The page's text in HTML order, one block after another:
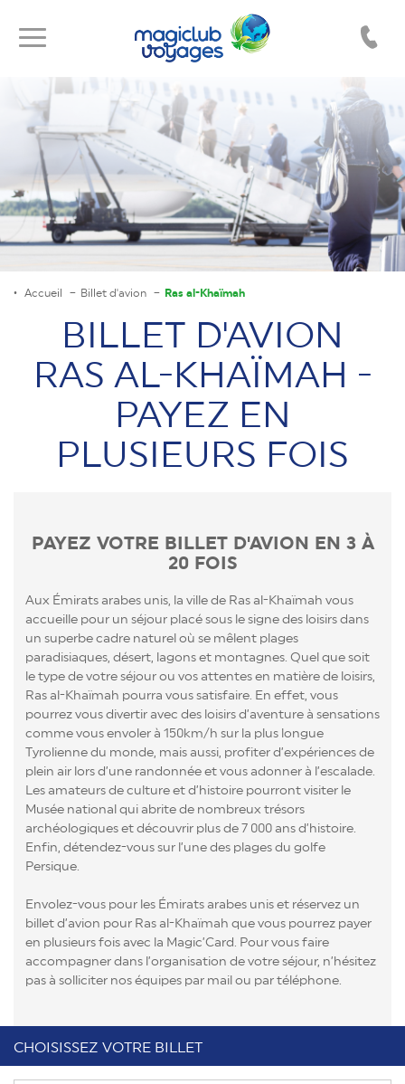
Toggle
Toggle
navigation
Accueil Billet d'avion Ras al-Khaïmah
BILLET D'AVION
RAS AL-KHAÏMAH -
PAYEZ EN
PLUSIEURS FOIS
PAYEZ VOTRE BILLET D'AVION EN 3 À
20 FOIS
Aux Émirats arabes unis, la ville de Ras al-Khaïmah vous
accueille pour un séjour placé sous le signe des loisirs dans
un superbe cadre naturel où se mêlent plages
paradisiaques, désert, lagons et montagnes. Quel que soit
le type de votre séjour ou vos attentes en matière de loisirs,
Ras al-Khaïmah pourra vous satisfaire. En effet, vous
pourrez vous divertir avec des loisirs d’aventure à sensations
comme vous envoler à 150km/h sur la plus longue
Tyrolienne du monde, mais aussi, profiter d’expériences de
plein air lors d’une randonnée et vous adonner à l’escalade.
Les amateurs de culture et d’histoire pourront visiter le
Musée national qui abrite de nombreux trésors
archéologiques et découvrir plus de 7 000 ans d’histoire.
Enfin, détendez-vous sur l’une des plages du golfe
Persique.
Envolez-vous pour les Émirats arabes unis et réservez un
billet d’avion pour Ras al-Khaïmah que vous pourrez payer
en plusieurs fois avec la Magic’Card. Pour vous faire
accompagner dans l’organisation de votre séjour, n’hésitez
pas à solliciter nos équipes par mail ou par téléphone.